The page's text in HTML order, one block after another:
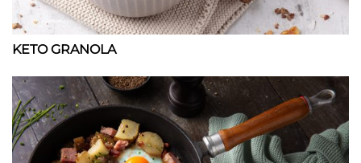
KETO GRANOLA